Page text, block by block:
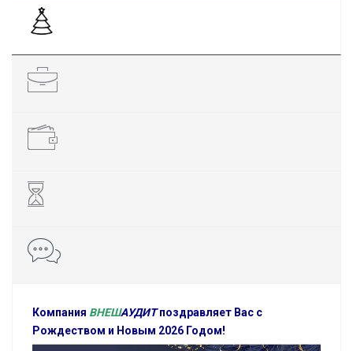
Компания ВНЕШАУДИТ поздравляет Вас c
Рождеством и Новым 2026 Годом!